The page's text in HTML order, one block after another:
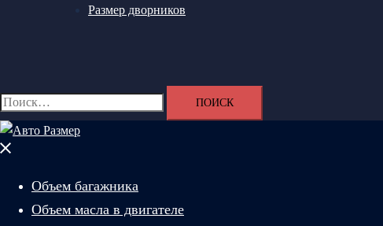
Размер дворников
Найти:
Закрыть
Объем багажника
Объем масла в двигателе